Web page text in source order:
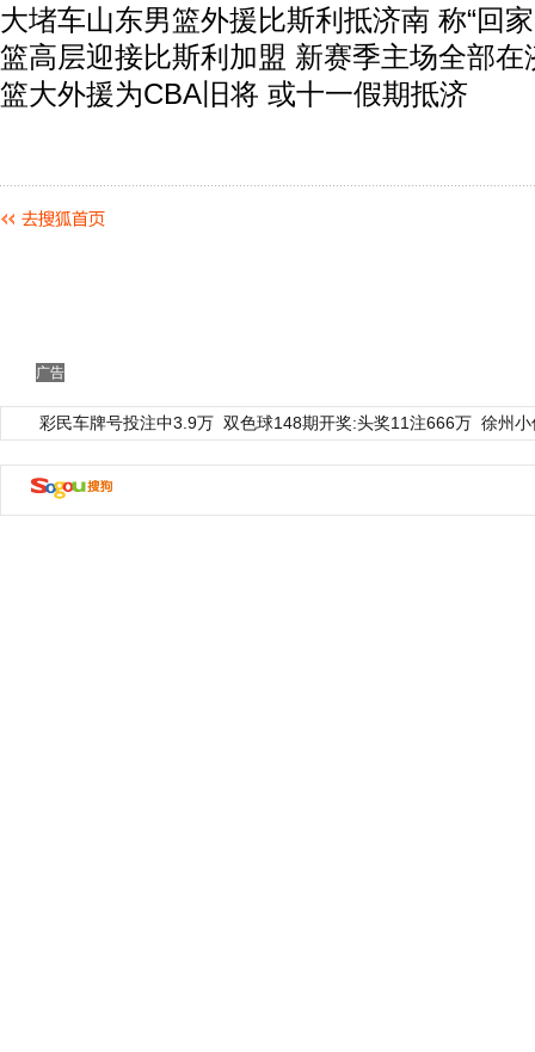
大堵车山东男篮外援比斯利抵济南 称“回
篮高层迎接比斯利加盟 新赛季主场全部在
篮大外援为CBA旧将 或十一假期抵济
广告
彩民车牌号投注中3.9万 双色球148期开奖:头奖11注666万 徐州
动物系恋人啊 | 钟欣潼体验爱情哲学 南